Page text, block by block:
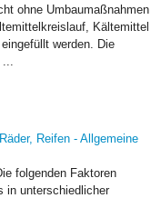
ohne Umbaumaßnahmen
Kältemittel
eingefüllt werden. Die
...
Reifen - Allgemeine
folgenden Faktoren
in unterschiedlicher